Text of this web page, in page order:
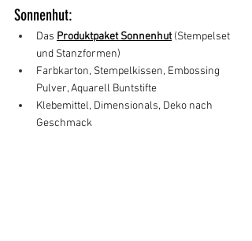
Sonnenhut:
Das Produktpaket Sonnenhut (Stempelset
und Stanzformen)
Farbkarton, Stempelkissen, Embossing
Pulver, Aquarell Buntstifte
Klebemittel, Dimensionals, Deko nach
Geschmack